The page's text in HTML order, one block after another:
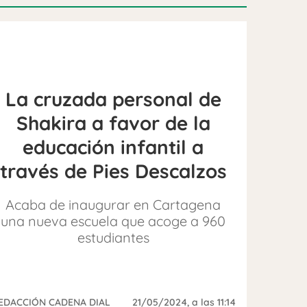
La cruzada personal de
Shakira a favor de la
educación infantil a
través de Pies Descalzos
Acaba de inaugurar en Cartagena
una nueva escuela que acoge a 960
estudiantes
CADENA DIAL 21/05/2024, a las 11:14